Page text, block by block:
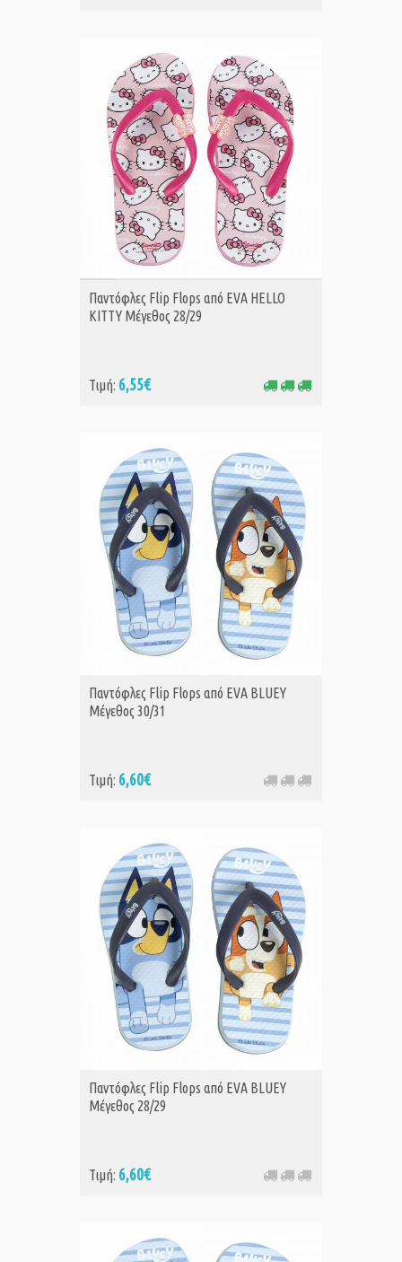
ΑΓΟΡΑ
Παντόφλες Flip Flops από EVA HELLO
KITTY Μέγεθος 28/29
Τιμή: 6,55€
Παντόφλες Flip Flops από EVA BLUEY
Μέγεθος 30/31
Τιμή: 6,60€
Παντόφλες Flip Flops από EVA BLUEY
Μέγεθος 28/29
Τιμή: 6,60€